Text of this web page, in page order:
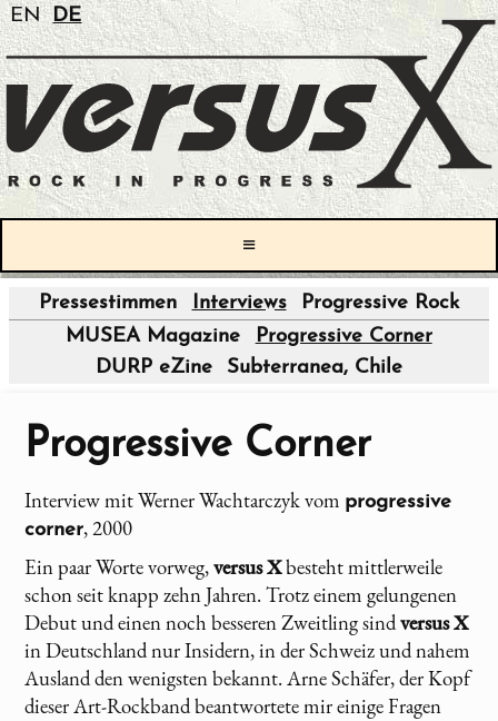
EN DE
≡
Pressestimmen Interviews Progressive Rock
MUSEA Magazine
Progressive Corner
DURP eZine
Subterranea, Chile
Progressive Corner
Interview mit Werner Wachtarczyk vom progressive
corner, 2000
Ein paar Worte vorweg,versus Xbesteht mittlerweile
schon seit knapp zehn Jahren. Trotz einem gelungenen
Debut und einen noch besseren Zweitling sindversus X
in Deutschland nur Insidern, in der Schweiz und nahem
Ausland den wenigsten bekannt. Arne Schäfer, der Kopf
dieser Art-Rockband beantwortete mir einige Fragen